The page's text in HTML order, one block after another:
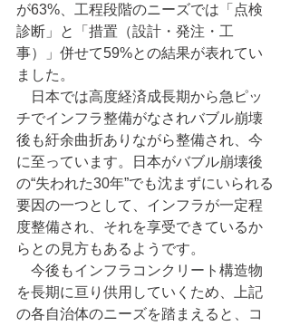
が63%、工程段階のニーズでは「点検
診断」と「措置（設計・発注・工
事）」併せて59%との結果が表れてい
ました。
日本では高度経済成長期から急ピッ
チでインフラ整備がなされバブル崩壊
後も紆余曲折ありながら整備され、今
に至っています。日本がバブル崩壊後
の“失われた30年”でも沈まずにいられる
要因の一つとして、インフラが一定程
度整備され、それを享受できているか
らとの見方もあるようです。
今後もインフラコンクリート構造物
を長期に亘り供用していくため、上記
の各自治体のニーズを踏まえると、コ